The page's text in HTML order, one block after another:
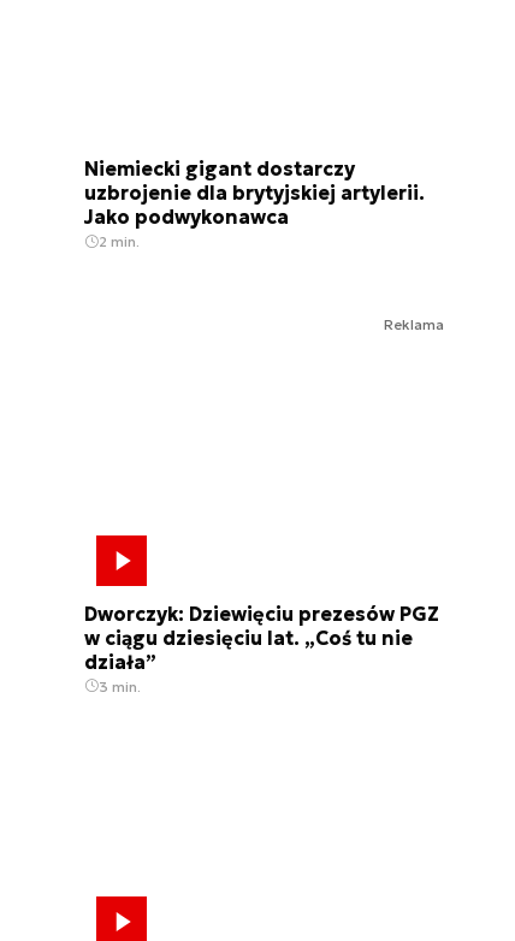
Niemiecki gigant dostarczy
uzbrojenie dla brytyjskiej artylerii.
Jako podwykonawca
2 min.
Reklama
Dworczyk: Dziewięciu prezesów PGZ
w ciągu dziesięciu lat. „Coś tu nie
działa”
3 min.